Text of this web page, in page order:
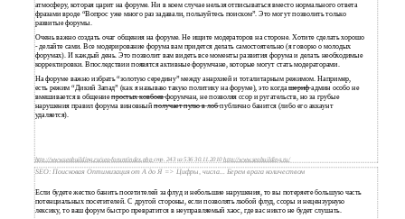
атмосферу, которая царит на форуме. Ни в коем случае нельзя отписываться вместо нормального ответа
фразами вроде “Вопрос уже много раз задавали, пользуйтесь поиском”. Это могут позволить только
развитые форумы.
Очень важно создать очаг общения на форуме. Не ищите модераторов на стороне. Хотите сделать хорошо
- делайте сами. Все модерирование форума вам придется делать самостоятельно (я говорю о молодых
форумах). И каждый день. Это позволит вам видеть все моменты развития форума и делать необходимые
корректировки. Впоследствии появятся активные форумчане, которые могут стать модераторами.
На форуме важно избрать “золотую середину” между анархией и тоталитарным режимом. Например,
есть режим “Дикий Запад” (как я называю такую политику на форуме), это когдашерифадмин особо не
вмешивается в общениепростых ковбоевфорумчан, не позволяя ссор и ругательств, но за грубые
нарушения правил форума виновный получает пулю в лобпублично банится (либо его аккаунт
удаляется).
http://www.seobuilding.ru/seo-forum/index.php стр. 243 из 536 30.11.2010http://www.seobuilding.ru/
SEO: Поисковая Оптимизация от А до Я => Цифры, числа... Берем врага количеством
Если будете жестко банить посетителей за флуд и небольшие нарушения, то вы потеряете большую часть
потенциальных посетителей. С другой стороны, если позволять любой флуд, ссоры и нецензурную
лексику, то ваш форум быстро превратится в неуправляемый хаос, где вас никто не будет слушать.